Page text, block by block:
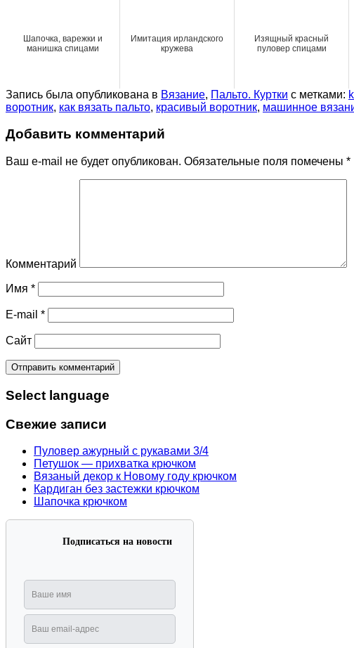
Шапочка, варежки и
манишка спицами
Имитация ирландского
кружева
Изящный красный
пуловер спицами
Запись была опубликована в Вязание, Пальто. Куртки с метками:
воротник, как вязать пальто, красивый воротник, машинное
Добавить комментарий
Ваш e-mail не будет опубликован. Обязательные поля помечены *
Комментарий
Имя *
E-mail *
Сайт
Select language
Свежие записи
Пуловер ажурный с рукавами 3/4
Петушок — прихватка крючком
Вязаный декор к Новому году крючком
Кардиган без застежки крючком
Шапочка крючком
Подписаться на новости